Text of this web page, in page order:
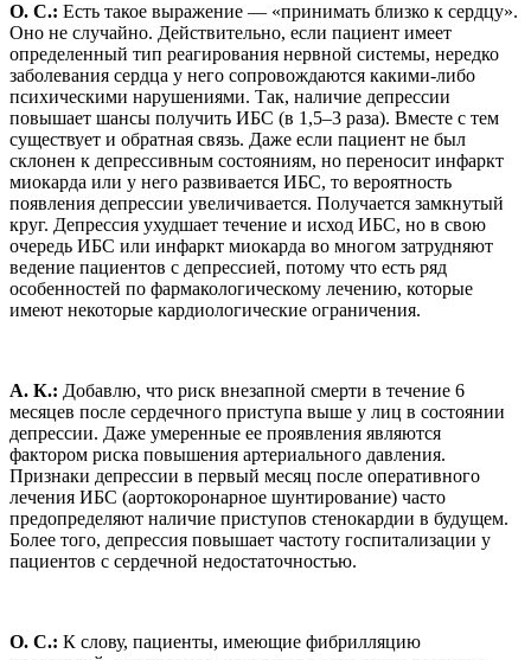
О. С.: Есть такое выражение — «принимать близко к сердцу».
Оно не случайно. Действительно, если пациент имеет
определенный тип реагирования нервной системы, нередко
заболевания сердца у него сопровождаются какими-либо
психическими нарушениями. Так, наличие депрессии
повышает шансы получить ИБС (в 1,5–3 раза). Вместе с тем
существует и обратная связь. Даже если пациент не был
склонен к депрессивным состояниям, но переносит инфаркт
миокарда или у него развивается ИБС, то вероятность
появления депрессии увеличивается. Получается замкнутый
круг. Депрессия ухудшает течение и исход ИБС, но в свою
очередь ИБС или инфаркт миокарда во многом затрудняют
ведение пациентов с депрессией, потому что есть ряд
особенностей по фармакологическому лечению, которые
имеют некоторые кардиологические ограничения.
А. К.: Добавлю, что риск внезапной смерти в течение 6
месяцев после сердечного приступа выше у лиц в состоянии
депрессии. Даже умеренные ее проявления являются
фактором риска повышения артериального давления.
Признаки депрессии в первый месяц после оперативного
лечения ИБС (аортокоронарное шунтирование) часто
предопределяют наличие приступов стенокардии в будущем.
Более того, депрессия повышает частоту госпитализации у
пациентов с сердечной недостаточностью.
О. С.: К слову, пациенты, имеющие фибрилляцию